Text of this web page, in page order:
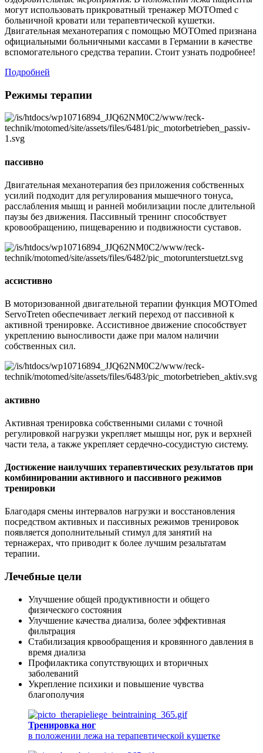
могут использовать прикроватный тренажер MOTOmed с
больничной кровати или терапевтической кушетки.
Двигательная механотерапия с помощью MOTOmed признана
официальными больничными кассами в Германии в качестве
вспомогательного средства терапии. Стоит узнать подробнее!
Подробней
Режимы терапии
пассивно
Двигательная механотерапия без приложения собственных
усилий подходит для регулирования мышечного тонуса,
расслабления мышц и ранней мобилизации после длительной
паузы без движения. Пассивный тренинг способствует
кровообращению, пищеварению и подвижности суставов.
ассистивно
В моторизованной двигательной терапии функция MOTOmed
ServoTreten обеспечивает легкий переход от пассивной к
активной тренировке. Ассистивное движение способствует
укреплению выносливости даже при малом наличии
собственных сил.
активно
Активная тренировка собственными силами с точной
регулировкой нагрузки укрепляет мышцы ног, рук и верхней
части тела, а также укрепляет сердечно-сосудистую систему.
Достижение наилучших терапевтических результатов при
комбинировании активного и пассивного режимов
тренировки
Благодаря смены интервалов нагрузки и восстановления
посредством активных и пассивных режимов тренировок
появляется дополнительный стимул для занятий на
тернажерах, что приводит к более лучшим резальтатам
терапии.
Лечебные цели
Улучшение общей продуктивности и общего
физического состояния
Улучшение качества диализа, более эффективная
фильтрация
Стабилизация крвообращения и кровянного давления в
время диализа
Профилактика сопутствующих и вторичных
заболеваний
Укрепление психики и повышение чувства
благополучия
Тренировка ног
в положении лежа на терапевтической кушетке